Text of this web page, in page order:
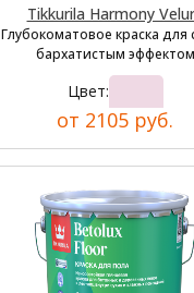
Tikkurila Harmony
Глубокоматовое краска для
бархатистым эффектом
Цвет:
от 2105 руб.